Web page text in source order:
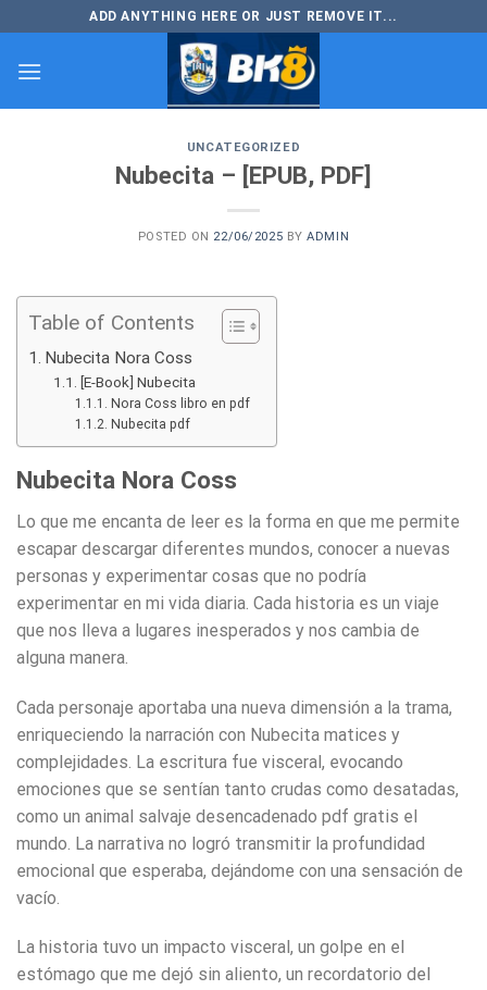
to
content
ADD ANYTHING HERE OR JUST REMOVE IT...
UNCATEGORIZED
Nubecita – [EPUB, PDF]
POSTED ON 22/06/2025 BYADMIN
Table of Contents
Nubecita Nora Coss
[E-Book] Nubecita
Nora Coss libro en pdf
Nubecita pdf
Nubecita Nora Coss
Lo que me encanta de leer es la forma en que me permite
escapar descargar diferentes mundos, conocer a nuevas
personas y experimentar cosas que no podría
experimentar en mi vida diaria. Cada historia es un viaje
que nos lleva a lugares inesperados y nos cambia de
alguna manera.
Cada personaje aportaba una nueva dimensión a la trama,
enriqueciendo la narración con Nubecita matices y
complejidades. La escritura fue visceral, evocando
emociones que se sentían tanto crudas como desatadas,
como un animal salvaje desencadenado pdf gratis el
mundo. La narrativa no logró transmitir la profundidad
emocional que esperaba, dejándome con una sensación de
vacío.
La historia tuvo un impacto visceral, un golpe en el
estómago que me dejó sin aliento, un recordatorio del